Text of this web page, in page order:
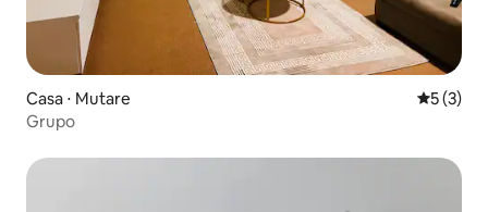
Casa ⋅ Mutare 5 de
5 (3)
Grupo